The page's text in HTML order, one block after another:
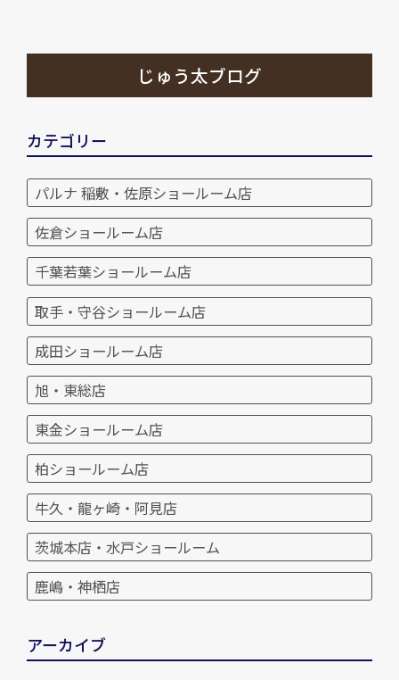
じゅう太ブログ
カテゴリー
パルナ 稲敷・佐原ショールーム店
佐倉ショールーム店
千葉若葉ショールーム店
取手・守谷ショールーム店
成田ショールーム店
旭・東総店
東金ショールーム店
柏ショールーム店
牛久・龍ヶ崎・阿見店
茨城本店・水戸ショールーム
鹿嶋・神栖店
アーカイブ